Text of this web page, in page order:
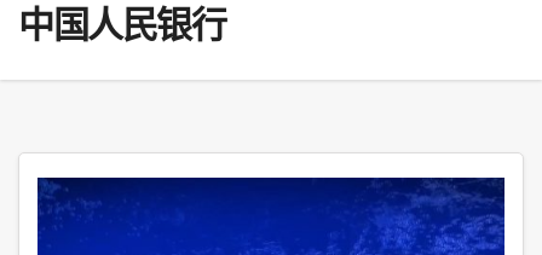
中国人民银行